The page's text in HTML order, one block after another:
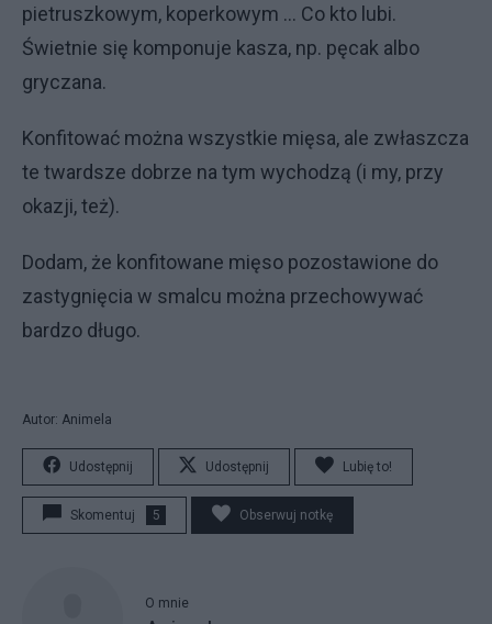
pietruszkowym, koperkowym ... Co kto lubi.
Świetnie się komponuje kasza, np. pęcak albo
gryczana.
Konfitować można wszystkie mięsa, ale zwłaszcza
te twardsze dobrze na tym wychodzą (i my, przy
okazji, też).
Dodam, że konfitowane mięso pozostawione do
zastygnięcia w smalcu można przechowywać
bardzo długo.
Autor: Animela
Udostępnij Udostępnij Lubię to!
Skomentuj 5 Obserwuj notkę
O mnie